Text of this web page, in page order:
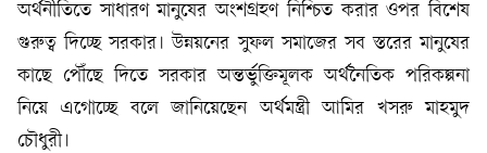
অর্থনীতিতে সাধারণ মানুষের অংশগ্রহণ নিশ্চিত করার ওপর বিশেষ
গুরুত্ব দিচ্ছে সরকার। উন্নয়নের সুফল সমাজের সব স্তরের মানুষের
কাছে পৌঁছে দিতে সরকার অন্তর্ভুক্তিমূলক অর্থনৈতিক পরিকল্পনা
নিয়ে এগোচ্ছে বলে জানিয়েছেন অর্থমন্ত্রী আমির খসরু মাহমুদ
চৌধুরী।